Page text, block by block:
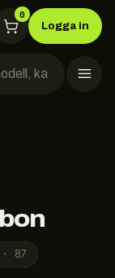
0
Logga in
87